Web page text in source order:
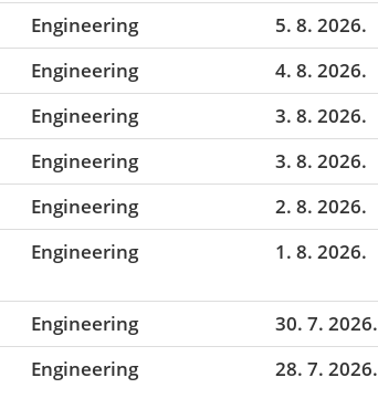
Engineering
5. 8. 2026.
Engineering
4. 8. 2026.
Engineering
3. 8. 2026.
Engineering
3. 8. 2026.
Engineering
2. 8. 2026.
Engineering 1. 8. 2026.
Engineering
30. 7. 2026.
Engineering 28. 7. 2026.